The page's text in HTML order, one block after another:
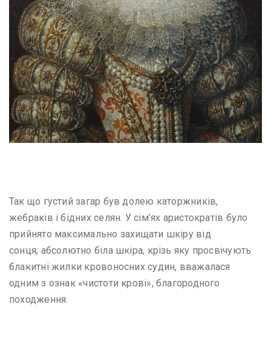
Так що густий загар був долею каторжників,
жебраків і бідних селян. У сім’ях аристократів було
прийнято максимально захищати шкіру від
сонця; абсолютно біла шкіра, крізь яку просвічують
блакитні жилки кровоносних судин, вважалася
одним з ознак «чистоти крові», благородного
походження.